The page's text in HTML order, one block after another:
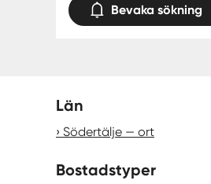
Bevaka sökning
Län
Södertälje — ort
Bostadstyper